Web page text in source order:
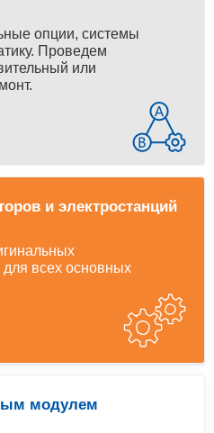
опции, системы
Проведем
или
и электростанций
всех основных
модулем